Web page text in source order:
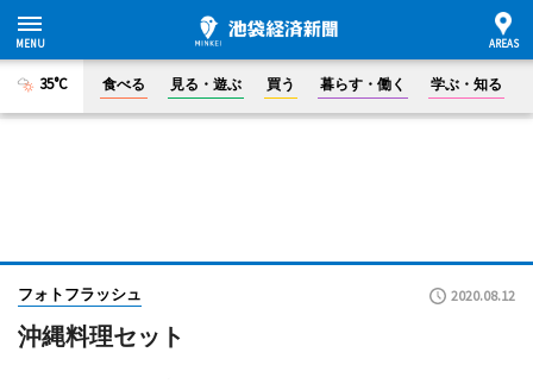
35°C 食べる 見る・遊ぶ 買う 暮らす・働く 学ぶ・知る
フォトフラッシュ 2020.08.12
沖縄料理セット